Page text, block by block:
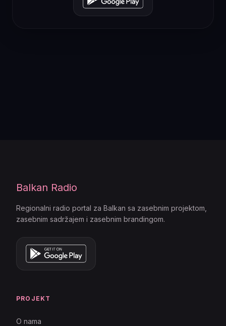
Balkan Radio
Regionalni radio portal za Balkan sa zasebnim projektom,
zasebnim sadržajem i zasebnim brandingom.
PROJEKT
O nama